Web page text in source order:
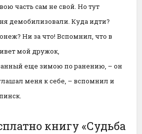
часть сам не свой. Но тут
демобилизовали. Куда идти?
Ни за что! Вспомнил, что в
мой дружок,
еще зимою по ранению, – он
меня к себе, – вспомнил и
книгу «Судьба